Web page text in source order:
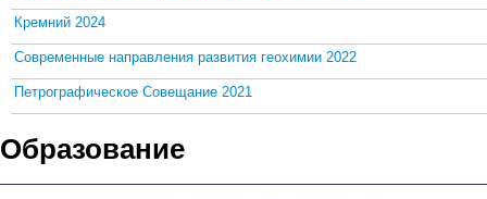
Кремний 2024
Современные направления развития геохимии 2022
Петрографическое Совещание 2021
Образование